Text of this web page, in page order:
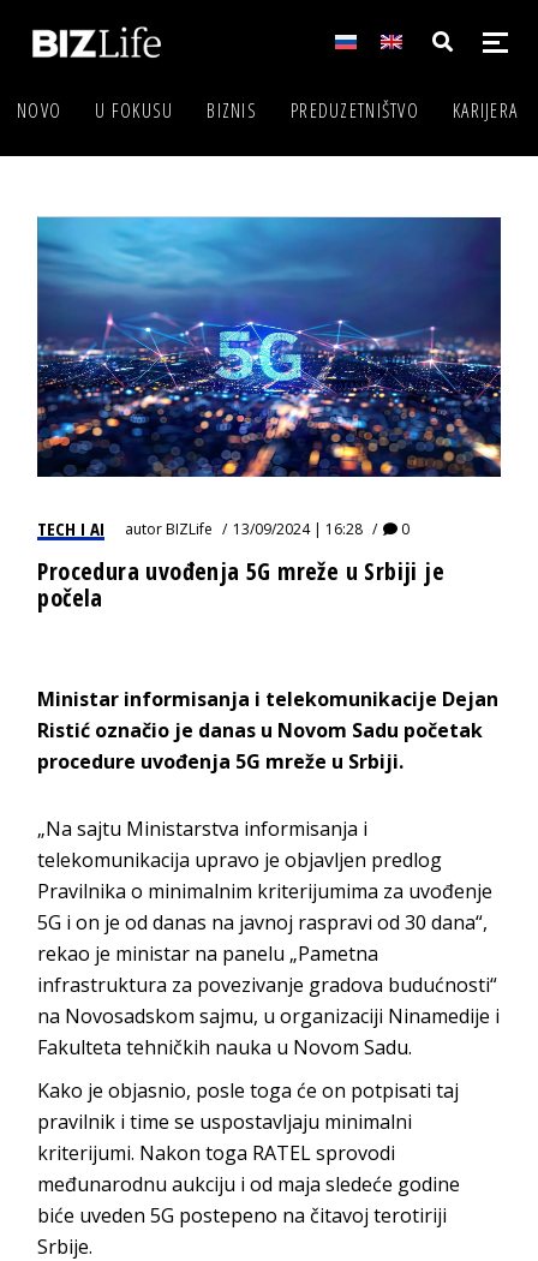
NOVO U FOKUSU BIZNIS PREDUZETNIŠTVO KARIJERA
TECH I AI autorBIZLife 13/09/2024 | 16:28 0
Procedura uvođenja 5G mreže u Srbiji je
počela
Ministar informisanja i telekomunikacije Dejan
Ristić označio je danas u Novom Sadu početak
procedure uvođenja 5G mreže u Srbiji.
„Na sajtu Ministarstva informisanja i
telekomunikacija upravo je objavljen predlog
Pravilnika o minimalnim kriterijumima za uvođenje
5G i on je od danas na javnoj raspravi od 30 dana“,
rekao je ministar na panelu „Pametna
infrastruktura za povezivanje gradova budućnosti“
na Novosadskom sajmu, u organizaciji Ninamedije i
Fakulteta tehničkih nauka u Novom Sadu.
Kako je objasnio, posle toga će on potpisati taj
pravilnik i time se uspostavljaju minimalni
kriterijumi. Nakon toga RATEL sprovodi
međunarodnu aukciju i od maja sledeće godine
biće uveden 5G postepeno na čitavoj terotiriji
Srbije.